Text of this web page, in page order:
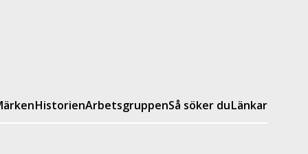
HistorienArbetsgruppenSå söker duLänkar